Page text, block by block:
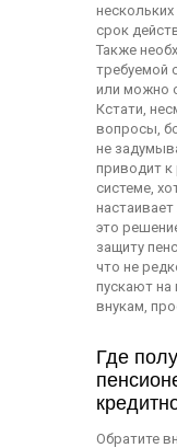
нескольких
срок
Также
требуемой
или можно
Кстати,
вопросы,
не
приводит к
системе,
это
защиту
что не
пускают
внукам,
Где
Обратите